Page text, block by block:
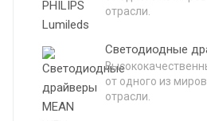
отрасли.
Светодиодные
от одного из
отрасли.